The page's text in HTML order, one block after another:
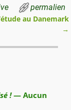
permalien
au Danemark
→
!— Aucun